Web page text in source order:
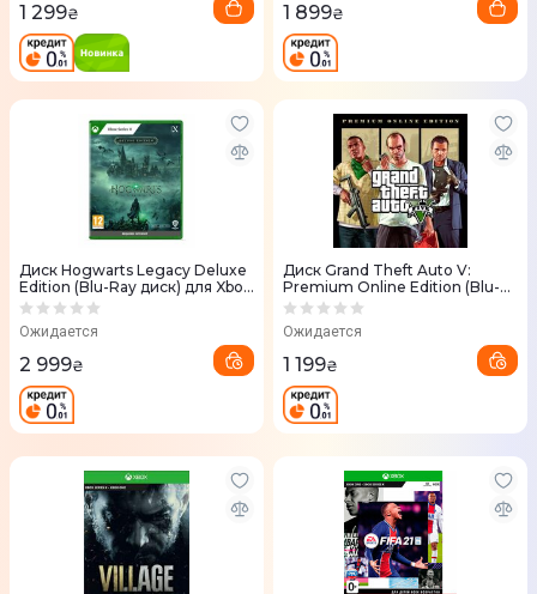
1 299₴ 1 899₴
Диск Hogwarts Legacy Deluxe
Edition (Blu-Ray диск) для Xbox
Series X
Ожидается
2 999₴
Диск Grand Theft Auto V:
Premium Online Edition (Blu-
ray) для Xbox One
Ожидается
1 199₴